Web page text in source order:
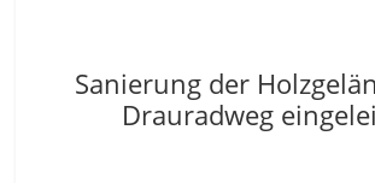
Sanierung der
Drauradweg